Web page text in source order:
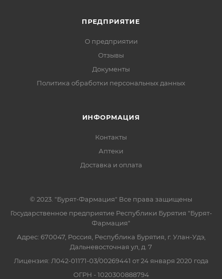
ПРЕДПРИЯТИЕ
О предприятии
Отзывы
Документы
Политика обработки персональных данных
ИНФОРМАЦИЯ
Контакты
Аптеки
Доставка и оплата
© 2023. "Бурят-Фармация" Все права защищены
Государственное предприятие Республики Бурятия "Бурят-
Фармация"
Адрес: 670047, Россия, Республика Бурятия, г. Улан-Удэ,
Дальневосточная ул, д. 7
Лицензия: Л042-01171-03/00269441 от 24 января 2020 года
ОГРН - 1020300888794